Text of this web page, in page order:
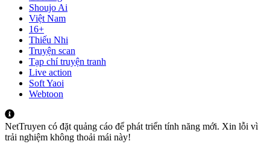
Shoujo Ai
Việt Nam
16+
Thiếu Nhi
Truyện scan
Tạp chí truyện tranh
Live action
Soft Yaoi
Webtoon
NetTruyen có đặt quảng cáo để phát triển tính năng mới. Xin lỗi vì
trải nghiệm không thoải mái này!